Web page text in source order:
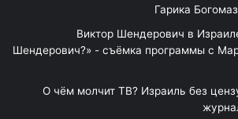
Гарика
Виктор Шендерович в
Шендерович?» - съёмка программы с
«О чём молчит ТВ? Израиль без